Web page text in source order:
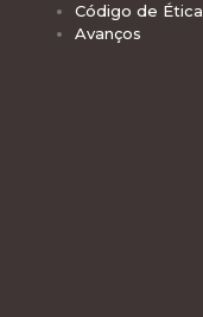
Código de Ética
Avanços